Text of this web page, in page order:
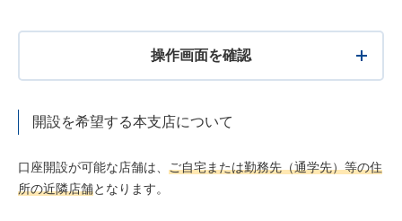
操作画面を確認
開設を希望する本支店について
口座開設が可能な店舗は、 ご自宅または勤務先（通学先）等の住
所の近隣店舗となります。